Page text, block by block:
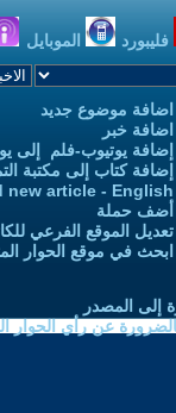
فليبورد الموبايل
اضافة موضوع جديد
اضافة خبر
إضافة يوتيوب-فلم إلى
إضافة كتاب إلى مكتبة
new article - English
أضف حملة
تعديل الموقع الفرعي
ابحث في موقع الحوار
إلى المصدر
عن رأي الحوار